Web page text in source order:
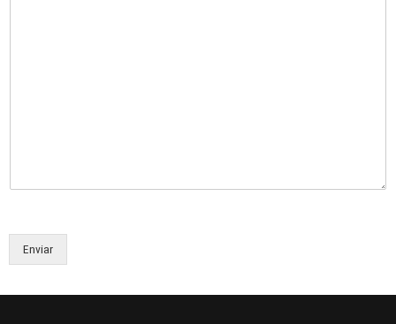
Enviar